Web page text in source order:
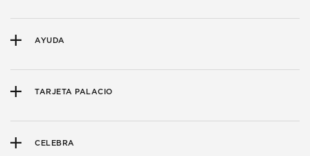
AYUDA
TARJETA PALACIO
CELEBRA